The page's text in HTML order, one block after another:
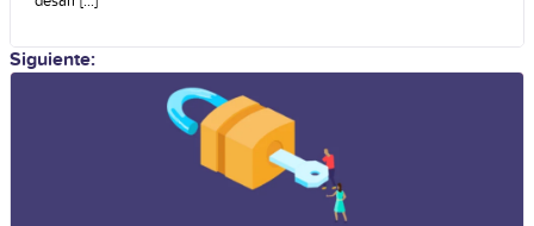
Siguiente: